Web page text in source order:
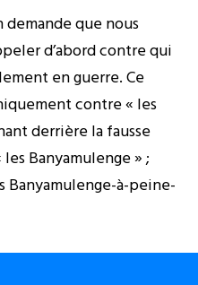
que nous
d’abord contre qui
en guerre. Ce
contre « les
derrière la fausse
Banyamulenge » ;
Banyamulenge-à-peine-